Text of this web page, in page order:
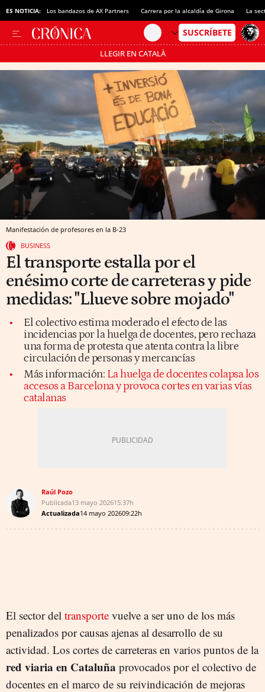
ES NOTICIA: Los bandazos de AX Partners Carrera por la alcaldía de Girona La
LLEGIR EN CATALÀ
Pásate al MODO AHORRO
Manifestación de profesores en la B-23
BUSINESS
El transporte estalla por el
enésimo corte de carreteras y pide
medidas: "Llueve sobre mojado"
El colectivo estima moderado el efecto de las
incidencias por la huelga de docentes, pero rechaza
una forma de protesta que atenta contra la libre
circulación de personas y mercancías
Más información: La huelga de docentes colapsa los
accesos a Barcelona y provoca cortes en varias vías
catalanas
Raúl Pozo
Publicada13 mayo 202615:37h
Actualizada14 mayo 202609:22h
El sector del transporte vuelve a ser uno de los más
penalizados por causas ajenas al desarrollo de su
actividad. Los cortes de carreteras en varios puntos de la
red viaria en Cataluña provocados por el colectivo de
docentes en el marco de su reivindicación de mejoras